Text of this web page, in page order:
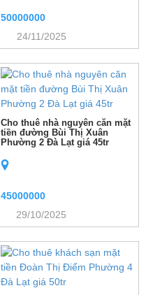
50000000
24/11/2025
Cho thuê nhà nguyên căn mặt
tiền đường Bùi Thị Xuân
Phường 2 Đà Lạt giá 45tr
45000000
29/10/2025